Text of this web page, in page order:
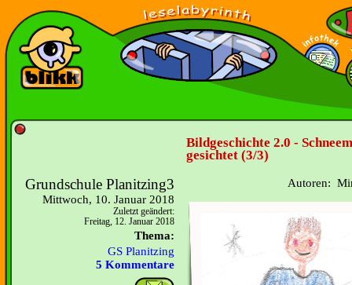
Bildgeschichte 2.0 -
gesichtet (3/3)
Grundschule Planitzing3
Mittwoch, 10. Januar 2018
Zuletzt geändert:
Freitag, 12. Januar 2018
Thema:
GS Planitzing
5 Kommentare
Autoren: